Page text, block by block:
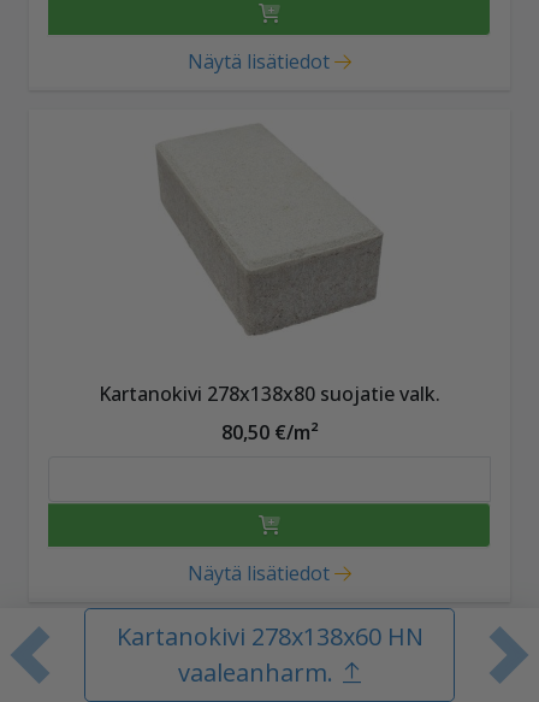
Edellinen tuote
Kartanokivi 278x138x60 HN
vaaleanharm.
Näytä lisätiedot
Kartanokivi 278x138x80 suojatie valk.
80,50 €/m²
Näytä lisätiedot